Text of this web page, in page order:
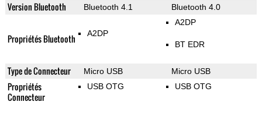
Version Bluetooth Bluetooth 4.1 Bluetooth 4.0
Propriétés Bluetooth A2DP
A2DP
BT EDR
Type de Connecteur Micro USB Micro USB
Propriétés
Connecteur
USB OTG USB OTG